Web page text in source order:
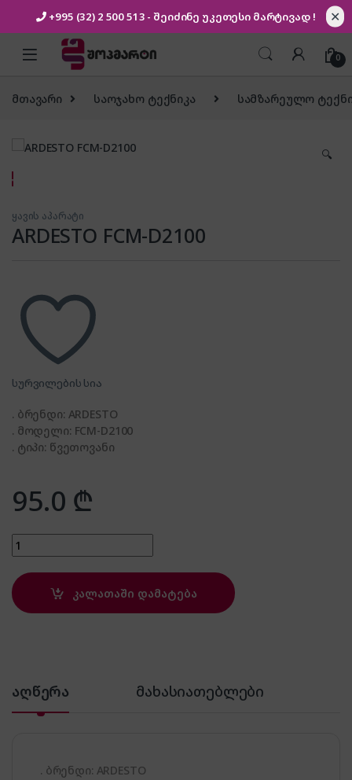
+995 (32) 2 500 513 - შეიძინე უკეთესი მარტივად ! ✕
Skip to navigation
Skip to content
0
მთავარი საოჯახო ტექნიკა სამზარეულო
🔍
ყავის აპარატი
ARDESTO FCM-D2100
სურვილების სია
. ბრენდი: ARDESTO
. მოდელი: FCM-D2100
. ტიპი: წვეთოვანი
95.0 ₾
ARDESTO FCM-D2100 quantity
კალათაში დამატება
აღწერა მახასიათებლები
. ბრენდი: ARDESTO